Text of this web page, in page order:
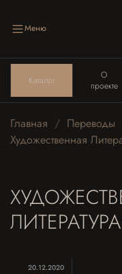
Меню
Каталог
О
проекте
Главная
Переводы
Художественная
20.12.2020